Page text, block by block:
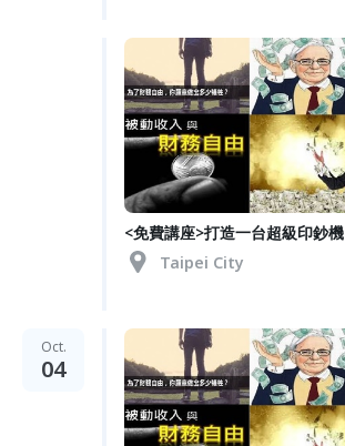
<免費講座>打造一台超級印鈔機
Taipei City
Oct.
04